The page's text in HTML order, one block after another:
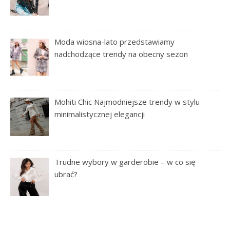
Moda wiosna-lato przedstawiamy
nadchodzące trendy na obecny sezon
Mohiti Chic Najmodniejsze trendy w stylu
minimalistycznej elegancji
Trudne wybory w garderobie – w co się
ubrać?